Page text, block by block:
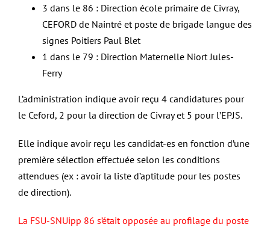
3 dans le 86 : Direction école primaire de Civray,
CEFORD de Naintré et poste de brigade langue des
signes Poitiers Paul Blet
1 dans le 79 : Direction Maternelle Niort Jules-
Ferry
L’administration indique avoir reçu 4 candidatures pour
le Ceford, 2 pour la direction de Civray et 5 pour l’EPJS.
Elle indique avoir reçu les candidat-es en fonction d’une
première sélection effectuée selon les conditions
attendues (ex : avoir la liste d’aptitude pour les postes
de direction).
La FSU-SNUipp 86 s’était opposée au profilage du poste